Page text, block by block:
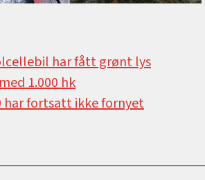
har fått grønt lys
1.000 hk
har fortsatt ikke fornyet